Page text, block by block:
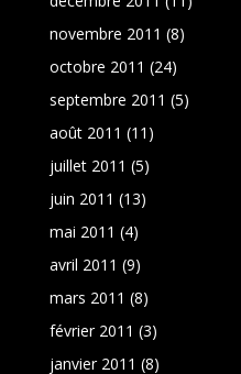
novembre 2011 (8)
octobre 2011 (24)
septembre 2011 (5)
août 2011 (11)
juillet 2011 (5)
juin 2011 (13)
mai 2011 (4)
avril 2011 (9)
mars 2011 (8)
février 2011 (3)
janvier 2011 (8)